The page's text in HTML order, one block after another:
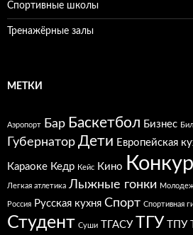
Спортивные школы
Тренажёрные залы
МЕТКИ
Аэропорт Бар Баскетбол Бизнес
Губернатор Дети Европейская
Караоке Кедр Кейс Кино
Легкая атлетика Лыжные гонки
Россия Русская кухня Спорт Спортивная
Студент Суши ТГАСУ ТГУ ТПУ